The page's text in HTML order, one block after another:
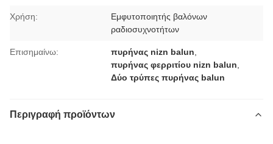
Χρήση:
Εμφυτοποιητής βαλόνων
ραδιοσυχνοτήτων
Επισημαίνω: πυρήνας nizn balun
πυρήνας φερριτίου nizn balun
Δύο τρύπες πυρήνας balun
Περιγραφή προϊόντων